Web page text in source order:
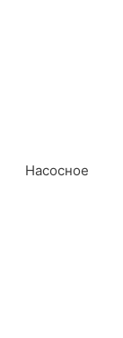
Насосное